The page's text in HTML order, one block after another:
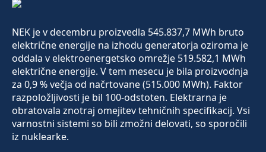
NEK je v decembru proizvedla 545.837,7 MWh bruto
električne energije na izhodu generatorja oziroma je
oddala v elektroenergetsko omrežje 519.582,1 MWh
električne energije. V tem mesecu je bila proizvodnja
za 0,9 % večja od načrtovane (515.000 MWh). Faktor
razpoložljivosti je bil 100-odstoten. Elektrarna je
obratovala znotraj omejitev tehničnih specifikacij. Vsi
varnostni sistemi so bili zmožni delovati, so sporočili
iz nuklearke.